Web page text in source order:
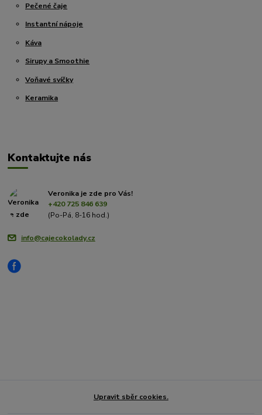
Pečené čaje
Instantní nápoje
Káva
Sirupy a Smoothie
Voňavé svíčky
Keramika
Kontaktujte nás
Veronika je zde pro Vás!
+420 725 846 639
(Po-Pá, 8-16 hod.)
info@cajecokolady.cz
Upravit sběr cookies.